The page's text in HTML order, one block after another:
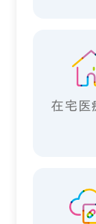
在宅医